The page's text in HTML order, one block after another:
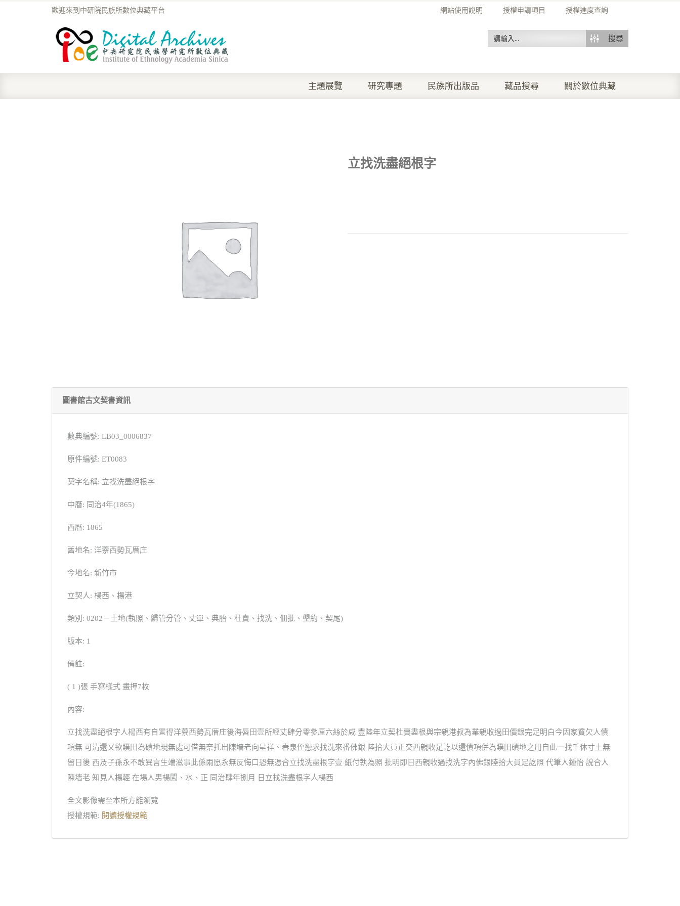
網站使用說明 授權申請項目 授權進度查詢
歡迎來到中研院民族所數位典藏平台
搜尋
主題展覽 研究專題 民族所出版品 藏品搜尋 關於數位典藏
立找洗盡絕根字
圖書館古文契書資訊
數典編號: LB03_0006837
原件編號: ET0083
契字名稱: 立找洗盡絕根字
中曆: 同治4年(1865)
西曆: 1865
舊地名: 洋藔西勢瓦厝庄
今地名: 新竹市
立契人: 楊西、楊港
類別: 0202－土地(執照、歸管分管、丈單、典胎、杜賣、找洗、佃批、墾約、契尾)
版本: 1
備註:
( 1 )張 手寫樣式 畫押7枚
內容:
立找洗盡絕根字人楊西有自置得洋藔西勢瓦厝庄後海唇田壹所經丈肆分零參厘六絲於咸 豐陸年立契杜賣盡根與宗親港叔為業親收過田價銀完足明白今因家貧欠人債
項無 可清還又欲贌田為磧地現無處可借無奈托出陳墻老向呈祥、春泉侄懇求找洗來番佛銀 陸拾大員正交西親收足訖以還債項併為贌田磧地之用自此一找千休寸土無
留日後 西及子孫永不敢異言生端滋事此係兩愿永無反悔口恐無憑合立找洗盡根字壹 紙付執為照 批明即日西親收過找洗字內佛銀陸拾大員足訖照 代筆人鍾怡 說合人
陳墻老 知見人楊輕 在場人男楊闖、水、正 同治肆年捌月 日立找洗盡根字人楊西
全文影像需至本所方能瀏覽
授權規範: 閱讀授權規範